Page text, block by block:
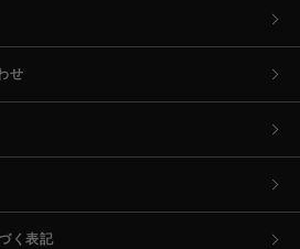
せ
く表記